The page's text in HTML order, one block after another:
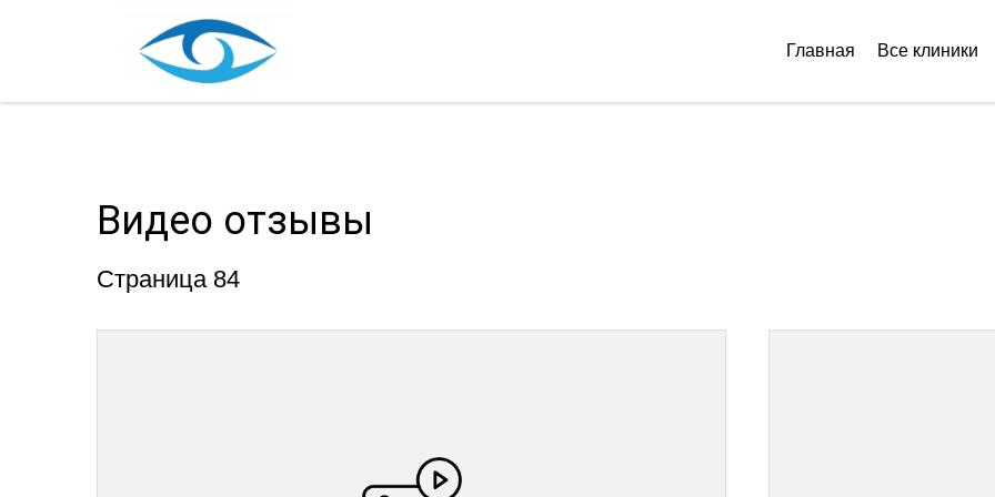
Главная Все клиники
Видео отзывы
Страница 84